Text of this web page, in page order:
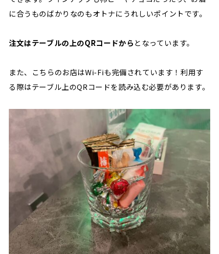
に合うものばかりなのもオトナにうれしいポイントです。
注文はテーブルの上のQRコードから となっています。
また、こちらのお店はWi-Fiも完備されています！利用す
る際はテーブル上のQRコードを読み込む必要があります。